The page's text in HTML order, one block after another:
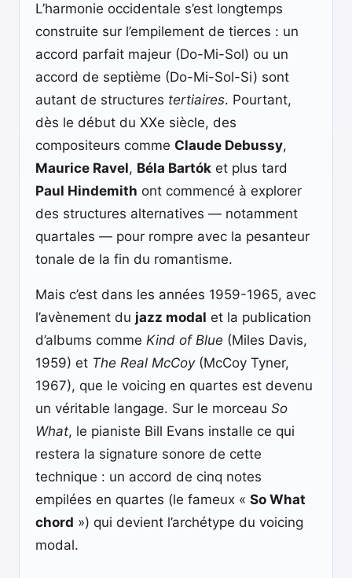
L’harmonie occidentale s’est longtemps
construite sur l’empilement de tierces : un
accord parfait majeur (Do-Mi-Sol) ou un
accord de septième (Do-Mi-Sol-Si) sont
autant de structures tertiaires. Pourtant,
dès le début du XXe siècle, des
compositeurs comme Claude Debussy,
Maurice Ravel, Béla Bartók et plus tard
Paul Hindemith ont commencé à explorer
des structures alternatives — notamment
quartales — pour rompre avec la pesanteur
tonale de la fin du romantisme.
Mais c’est dans les années 1959-1965, avec
l’avènement du jazz modal et la publication
d’albums comme Kind of Blue (Miles Davis,
1959) et The Real McCoy(McCoy Tyner,
1967), que le voicing en quartes est devenu
un véritable langage. Sur le morceau So
What, le pianiste Bill Evans installe ce qui
restera la signature sonore de cette
technique : un accord de cinq notes
empilées en quartes (le fameux « So What
chord ») qui devient l’archétype du voicing
modal.